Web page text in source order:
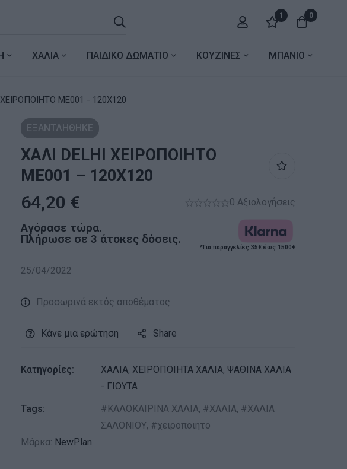
1 0
ΧΑΛΙΑ ΠΑΙΔΙΚΟ ΔΩΜΑΤΙΟ ΚΟΥΖΙΝΕΣ ΜΠΑΝΙΟ
ME001 - 120X120
ΕΞΑΝΤΛΗΘΗΚΕ
ΧΑΛΙ DELHI ΧΕΙΡΟΠΟΙΗΤΟ
ME001 – 120X120
64,20 € 0 Αξιολογήσεις
Αγόρασε τώρα.
Πλήρωσε σε 3 άτοκες δόσεις.
*Για παραγγελίες 35€ έως 1500€
25/04/2022
Προσωρινά εκτός αποθέματος
Κάνε μια ερώτηση Share
Κατηγορίες: ΧΑΛΙΑ, ΧΕΙΡΟΠΟΙΗΤΑ ΧΑΛΙΑ, ΨΑΘΙΝΑ ΧΑΛΙΑ
- ΓΙΟΥΤΑ
Tags:
ΚΑΛΟΚΑΙΡΙΝΑ ΧΑΛΙΑ, ΧΑΛΙΑ,
ΧΑΛΙΑ
ΣΑΛΟΝΙΟΥ,
χειροποιητο
Μάρκα: NewPlan